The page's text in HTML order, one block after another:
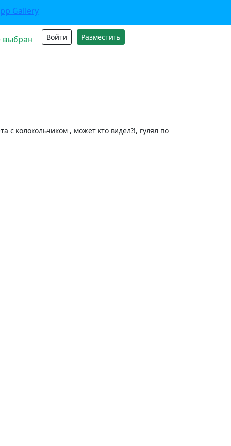
выбран Войти Разместить
с колокольчиком , может кто видел?!, гулял по